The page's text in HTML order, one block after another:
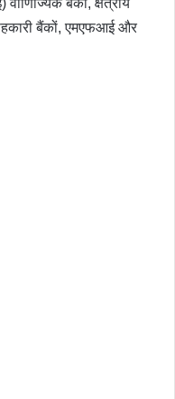
बैंकों, एमएफआई और